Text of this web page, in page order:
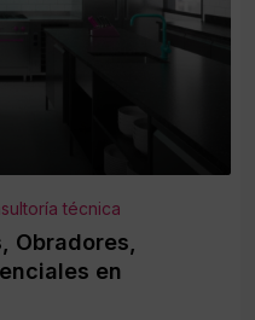
técnica
Obradores,
en